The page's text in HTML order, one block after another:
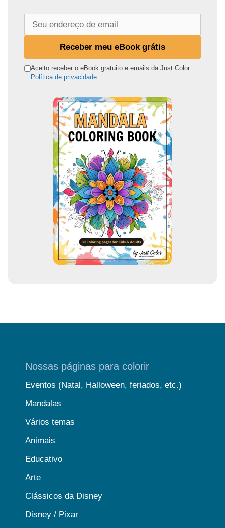
n
Receber meu eBook grátis
Aceito receber o eBook gratuito e emails da Just Color.
Política de privacidade
Nossas páginas para colorir
Eventos (Natal, Halloween, feriados, etc.)
Mandalas
Vários temas
Animais
Educativo
Arte
Clássicos da Disney
Disney / Pixar